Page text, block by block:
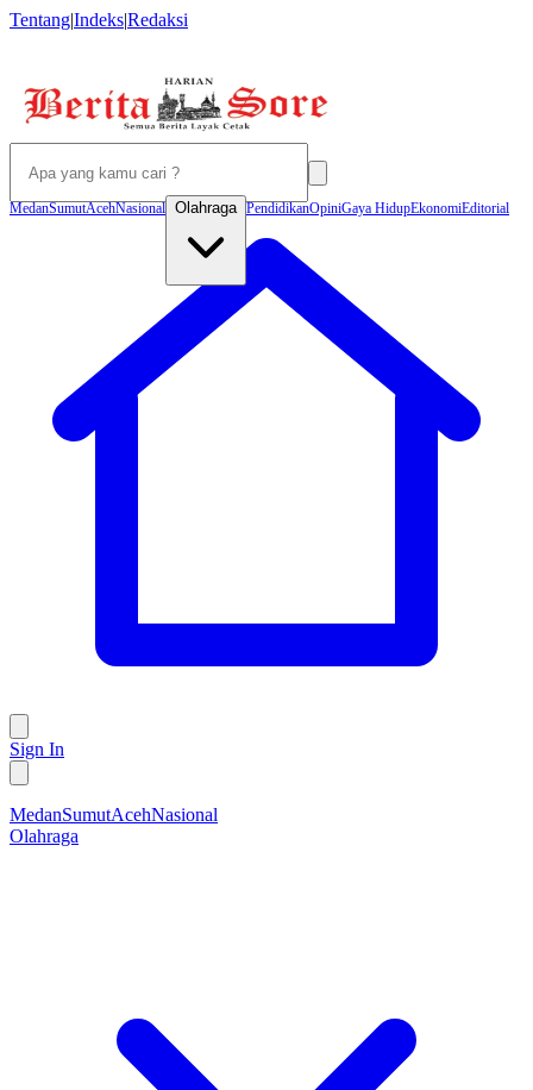
Tentang|Indeks|Redaksi
MedanSumutAcehNasional Olahraga PendidikanOpiniGaya HidupEkonomiEditorial
Sign In
MedanSumutAcehNasional
Olahraga